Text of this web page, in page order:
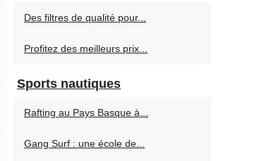
Des filtres de qualité pour...
Profitez des meilleurs prix...
Sports nautiques
Rafting au Pays Basque à...
Gang Surf : une école de...